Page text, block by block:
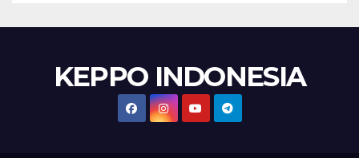
KEPPO INDONESIA